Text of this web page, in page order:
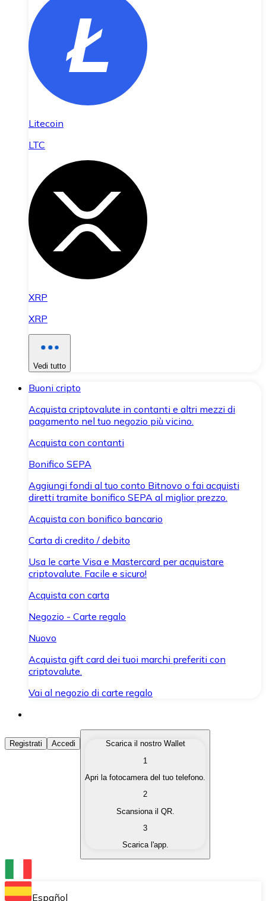
Litecoin
LTC
XRP
XRP
Vedi tutto
Buoni cripto
Acquista criptovalute in contanti e altri mezzi di
pagamento nel tuo negozio più vicino.
Acquista con contanti
Bonifico SEPA
Aggiungi fondi al tuo conto Bitnovo o fai acquisti
diretti tramite bonifico SEPA al miglior prezzo.
Acquista con bonifico bancario
Carta di credito / debito
Usa le carte Visa e Mastercard per acquistare
criptovalute. Facile e sicuro!
Acquista con carta
Negozio - Carte regalo
Nuovo
Acquista gift card dei tuoi marchi preferiti con
criptovalute.
Vai al negozio di carte regalo
Acquista Criptovalute
Acquista le criptovalute che ti interessano in modo
Converti le tue criptovalute in valuta fiat quando ne
Scambia una criptovaluta con un'altra
Conserva le tue cripto in un Wallet self-custodial.
Registrati Accedi
Scarica il nostro Wallet
1
Apri la fotocamera del tuo telefono.
2
Scansiona il QR.
3
Scarica l'app.
Español